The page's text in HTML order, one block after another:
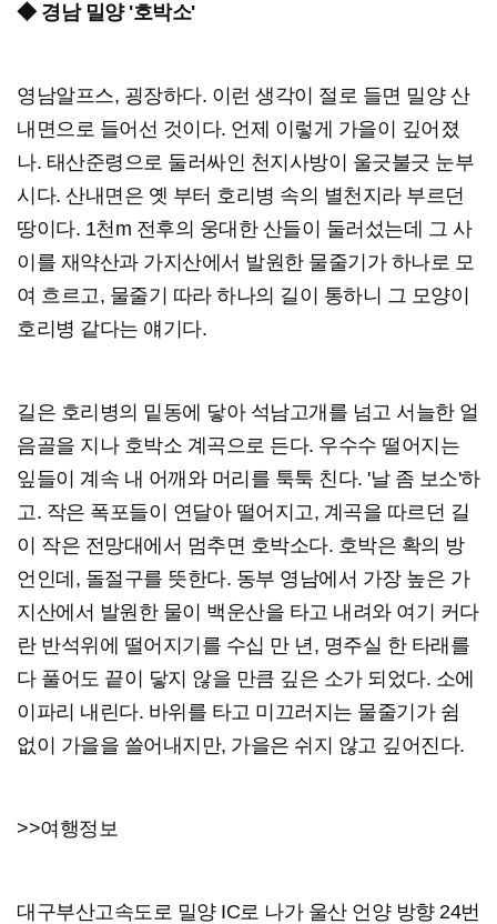
◆ 경남 밀양 '호박소'
영남알프스, 굉장하다. 이런 생각이 절로 들면 밀양 산
내면으로 들어선 것이다. 언제 이렇게 가을이 깊어졌
나. 태산준령으로 둘러싸인 천지사방이 울긋불긋 눈부
시다. 산내면은 옛 부터 호리병 속의 별천지라 부르던
땅이다. 1천m 전후의 웅대한 산들이 둘러섰는데 그 사
이를 재약산과 가지산에서 발원한 물줄기가 하나로 모
여 흐르고, 물줄기 따라 하나의 길이 통하니 그 모양이
호리병 같다는 얘기다.
길은 호리병의 밑동에 닿아 석남고개를 넘고 서늘한 얼
음골을 지나 호박소 계곡으로 든다. 우수수 떨어지는
잎들이 계속 내 어깨와 머리를 툭툭 친다. '날 좀 보소'하
고. 작은 폭포들이 연달아 떨어지고, 계곡을 따르던 길
이 작은 전망대에서 멈추면 호박소다. 호박은 확의 방
언인데, 돌절구를 뜻한다. 동부 영남에서 가장 높은 가
지산에서 발원한 물이 백운산을 타고 내려와 여기 커다
란 반석위에 떨어지기를 수십 만 년, 명주실 한 타래를
다 풀어도 끝이 닿지 않을 만큼 깊은 소가 되었다. 소에
이파리 내린다. 바위를 타고 미끄러지는 물줄기가 쉼
없이 가을을 쓸어내지만, 가을은 쉬지 않고 깊어진다.
>>여행정보
대구부산고속도로 밀양 IC로 나가 울산 언양 방향 24번